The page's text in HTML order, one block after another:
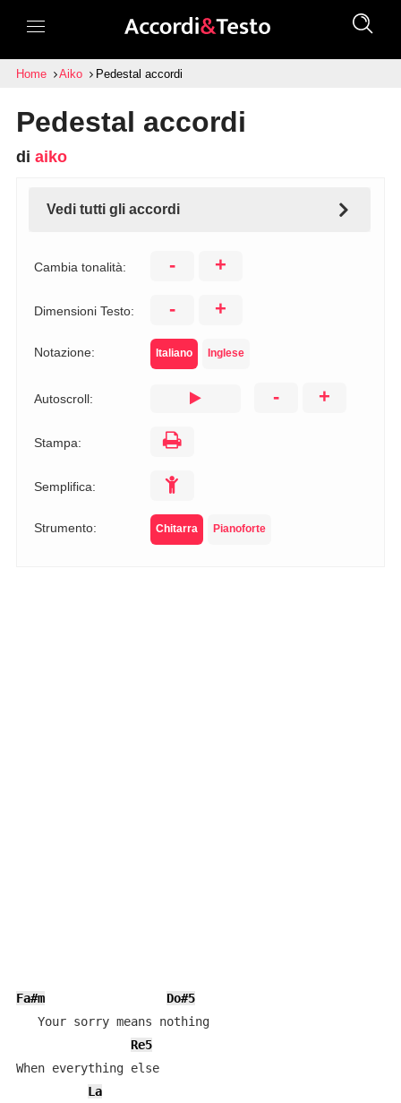
Home Aiko Pedestal accordi
Pedestal accordi
di aiko
Vedi tutti gli accordi
Cambia tonalità: - +
Dimensioni Testo: - +
Notazione: Italiano Inglese
Autoscroll: - +
Stampa:
Semplifica:
Strumento: Chitarra Pianoforte
Fa#m
Do#5
   Your sorry means nothing
Re5
When everything else
La